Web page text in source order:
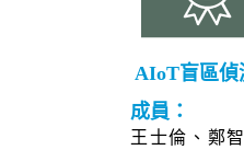
AIoT盲區偵
成員：
王士倫、鄭